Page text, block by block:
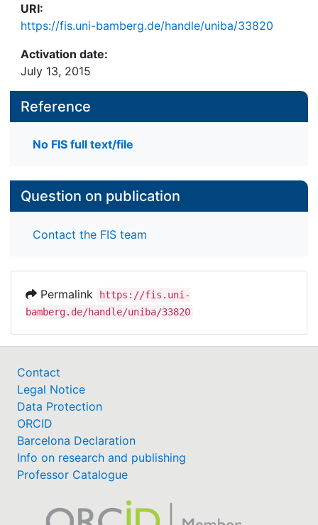
URI:
https://fis.uni-bamberg.de/handle/uniba/33820
Activation date:
July 13, 2015
Reference
No FIS full text/file
Question on publication
Contact the FIS team
Permalink
https://fis.uni-
bamberg.de/handle/uniba/33820
Contact
Legal Notice
Data Protection
ORCID
Barcelona Declaration
Info on research and publishing
Professor Catalogue